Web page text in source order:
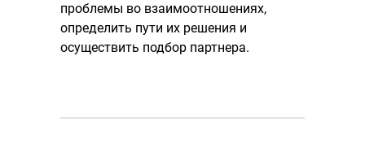
проблемы во взаимоотношениях,
определить пути их решения и
осуществить подбор партнера.